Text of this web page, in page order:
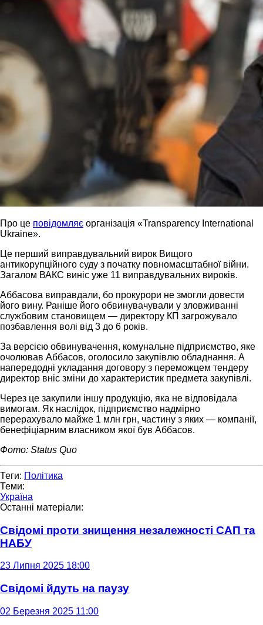
Про це повідомляє організація «Transparency International
Ukraine».
Це перший виправдувальний вирок Вищого
антикорупційного суду з початку повномасштабної війни.
Загалом ВАКС виніс уже 11 виправдувальних вироків.
Аббасова виправдали, бо прокурори не змогли довести
його вину. Раніше його обвинувачували у зловживанні
службовим становищем — директору КП загрожувало
позбавлення волі від 3 до 6 років.
За версією обвинувачення, комунальне підприємство, яке
очолював Аббасов, оголосило закупівлю обладнання. А
напередодні укладання договору з переможцем тендеру
директор вніс зміни до характеристик предмета закупівлі.
Через це закупили іншу продукцію, яка не відповідала
вимогам. Як наслідок, підприємство надмірно
перерахувало майже 1 млн грн, частину з яких — компанії,
бенефіціарним власником якої був Аббасов.
Фото: Status Quo
Теги: Політика
Теми:
Україна
Останні матеріали:
Свідомі проти знищення незалежності САП та
НАБУ
23 Липня 2025 18:00
Свідомі йдуть на паузу
02 Березня 2025 11:00